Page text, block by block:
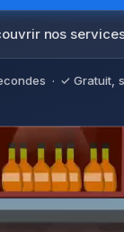
nos
· ✓ Gratuit,